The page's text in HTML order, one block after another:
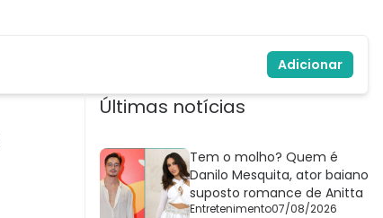
Adicionar
Últimas notícias
Tem o molho? Quem é
Danilo Mesquita, ator baiano
suposto romance de Anitta
Entretenimento07/08/2026